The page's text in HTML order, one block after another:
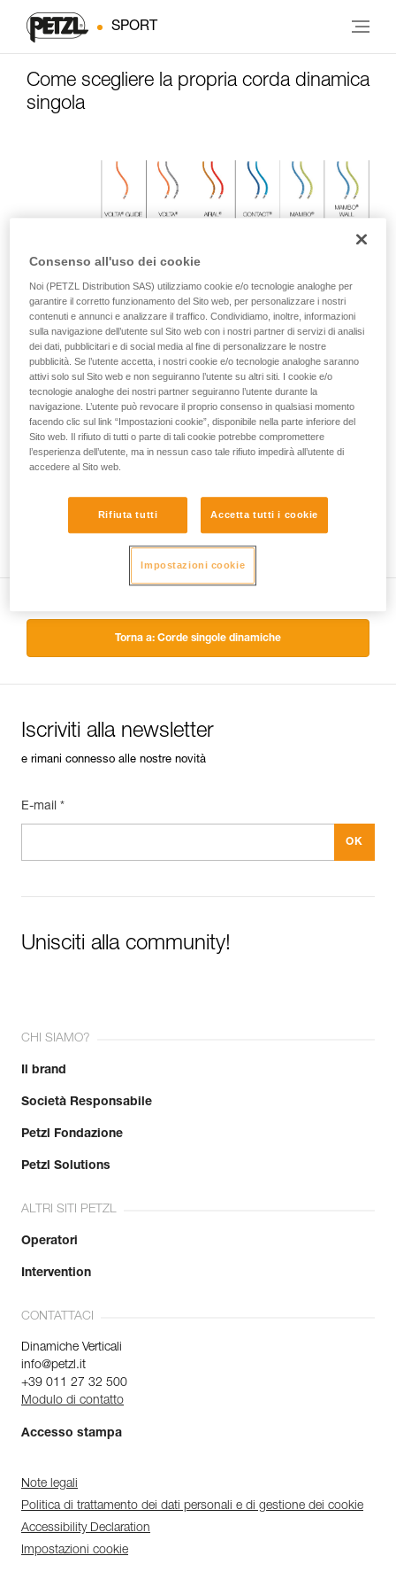
SPORT
Come scegliere la propria corda dinamica
singola
Torna a: Corde singole dinamiche
Iscriviti alla newsletter
e rimani connesso alle nostre novità
E-mail *
Unisciti alla community!
CHI SIAMO?
Il brand
Società Responsabile
Petzl Fondazione
Petzl Solutions
ALTRI SITI PETZL
Operatori
Intervention
CONTATTACI
Dinamiche Verticali
info@petzl.it
+39 011 27 32 500
Modulo di contatto
Accesso stampa
Note legali
Politica di trattamento dei dati personali e di gestione dei cookie
Accessibility Declaration
Impostazioni cookie
Consenso all'uso dei cookie
Noi (PETZL Distribution SAS) utilizziamo cookie e/o tecnologie analoghe per
garantire il corretto funzionamento del Sito web, per personalizzare i nostri
contenuti e annunci e analizzare il traffico. Condividiamo, inoltre, informazioni
sulla navigazione dell’utente sul Sito web con i nostri partner di servizi di analisi
dei dati, pubblicitari e di social media al fine di personalizzare le nostre
pubblicità. Se l’utente accetta, i nostri cookie e/o tecnologie analoghe saranno
attivi solo sul Sito web e non seguiranno l’utente su altri siti. I cookie e/o
tecnologie analoghe dei nostri partner seguiranno l’utente durante la
navigazione. L’utente può revocare il proprio consenso in qualsiasi momento
facendo clic sul link “Impostazioni cookie”, disponibile nella parte inferiore del
Sito web. Il rifiuto di tutti o parte di tali cookie potrebbe compromettere
l’esperienza dell’utente, ma in nessun caso tale rifiuto impedirà all’utente di
accedere al Sito web.
Rifiuta tutti Accetta tutti i cookie
Impostazioni cookie